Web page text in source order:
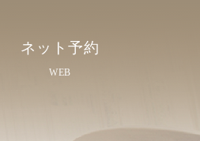
ネット予約
WEB